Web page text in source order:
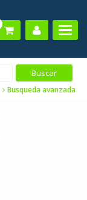
Busqueda avanzada